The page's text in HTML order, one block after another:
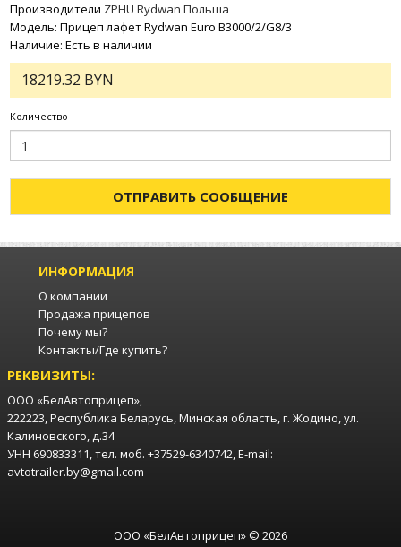
Производители ZPHU Rydwan Польша
Модель: Прицеп лафет Rydwan Euro B3000/2/G8/3
Наличие: Есть в наличии
18219.32 BYN
Количество
ОТПРАВИТЬ СООБЩЕНИЕ
ИНФОРМАЦИЯ
О компании
Продажа прицепов
Почему мы?
Контакты/Где купить?
РЕКВИЗИТЫ:
ООО «БелАвтоприцеп»,
222223, Республика Беларусь, Минская область, г. Жодино, ул.
Калиновского, д.34
УНН 690833311, тел. моб. +37529-6340742, E-mail:
avtotrailer.by@gmail.com
ООО «БелАвтоприцеп» © 2026